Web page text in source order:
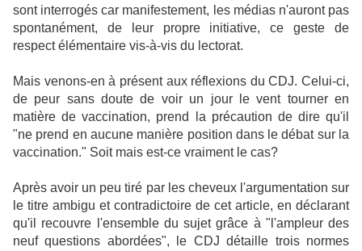
sont interrogés car manifestement, les médias n'auront pas
spontanément, de leur propre initiative, ce geste de
respect élémentaire vis-à-vis du lectorat.
Mais venons-en à présent aux réflexions du CDJ. Celui-ci,
de peur sans doute de voir un jour le vent tourner en
matière de vaccination, prend la précaution de dire qu'il
"ne prend en aucune manière position dans le débat sur la
vaccination." Soit mais est-ce vraiment le cas?
Après avoir un peu tiré par les cheveux l'argumentation sur
le titre ambigu et contradictoire de cet article, en déclarant
qu'il recouvre l'ensemble du sujet grâce à "l'ampleur des
neuf questions abordées", le CDJ détaille trois normes